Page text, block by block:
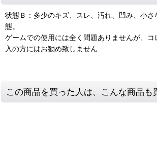
状態Ｂ：多少のキズ、スレ、汚れ、凹み、小さ
態。
ゲームでの使用には全く問題ありませんが、
入の方にはお勧め致しません
この商品を買った人は、こんな商品も